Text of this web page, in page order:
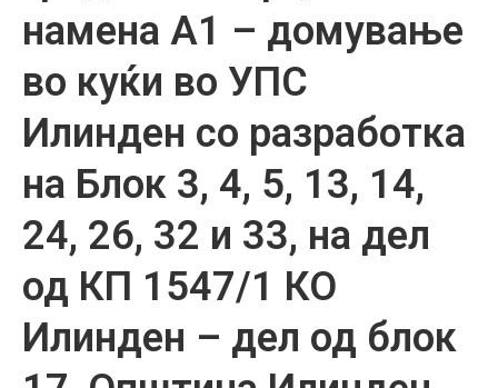
намена А1 – домување
во куќи во УПС
Илинден со разработка
на Блок 3, 4, 5, 13, 14,
24, 26, 32 и 33, на дел
од КП 1547/1 КО
Илинден – дел од блок